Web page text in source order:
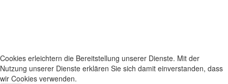
Cookies erleichtern die Bereitstellung unserer Dienste. Mit der
Nutzung unserer Dienste erklären Sie sich damit einverstanden, dass
wir Cookies verwenden.